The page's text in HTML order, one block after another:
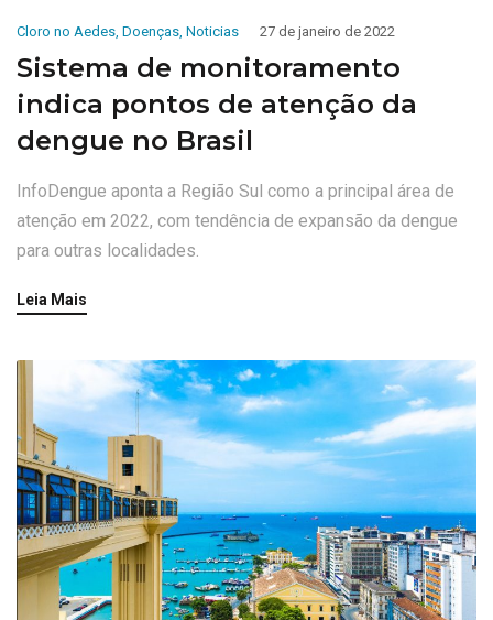
Cloro no Aedes, Doenças, Noticias 27 de janeiro de 2022
Sistema de monitoramento
indica pontos de atenção da
dengue no Brasil
InfoDengue aponta a Região Sul como a principal área de
atenção em 2022, com tendência de expansão da dengue
para outras localidades.
Leia Mais